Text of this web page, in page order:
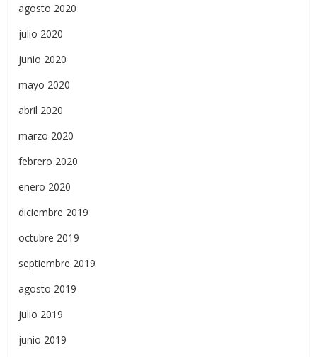
agosto 2020
julio 2020
junio 2020
mayo 2020
abril 2020
marzo 2020
febrero 2020
enero 2020
diciembre 2019
octubre 2019
septiembre 2019
agosto 2019
julio 2019
junio 2019